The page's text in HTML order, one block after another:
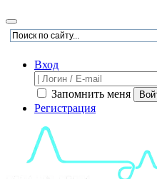
Вход
Запомнить меня
Регистрация